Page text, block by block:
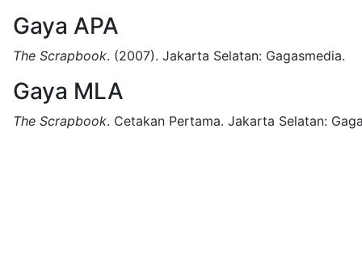
Gaya APA
The Scrapbook. (2007). Jakarta Selatan: Gagasmedia.
Gaya MLA
The Scrapbook. Cetakan Pertama. Jakarta Selatan: